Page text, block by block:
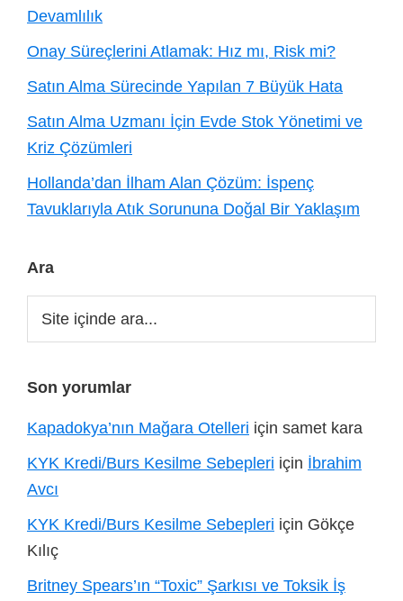
Devamlılık
Onay Süreçlerini Atlamak: Hız mı, Risk mi?
Satın Alma Sürecinde Yapılan 7 Büyük Hata
Satın Alma Uzmanı İçin Evde Stok Yönetimi ve
Kriz Çözümleri
Hollanda’dan İlham Alan Çözüm: İspenç
Tavuklarıyla Atık Sorununa Doğal Bir Yaklaşım
Ara
Son yorumlar
Kapadokya’nın Mağara Otelleri için samet kara
KYK Kredi/Burs Kesilme Sebepleri için İbrahim
Avcı
KYK Kredi/Burs Kesilme Sebepleri için Gökçe
Kılıç
Britney Spears’ın “Toxic” Şarkısı ve Toksik İş